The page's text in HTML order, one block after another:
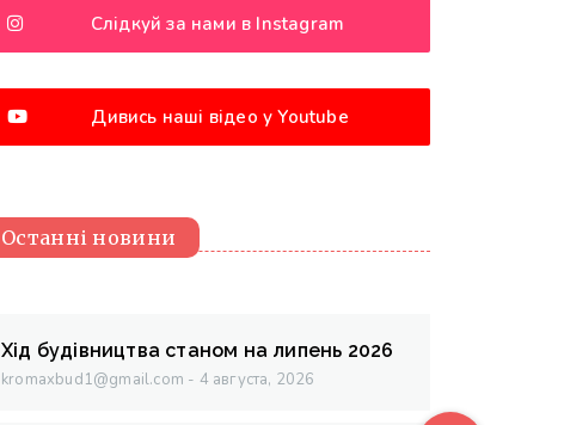
Слідкуй за нами в Instagram
Дивись наші відео у Youtube
Останні новини
Хід будівництва станом на липень 2026
kromaxbud1@gmail.com 4 августа, 2026